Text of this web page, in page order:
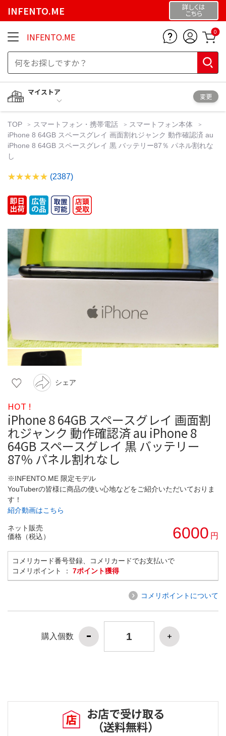
INFENTO.ME 詳しくは
こちら
INFENTO.ME 0
マイストア
変更
TOP スマートフォン・携帯電話
スマートフォン本体
iPhone 8 64GB スペースグレイ 画面割れジャンク 動作確認済 au
iPhone 8 64GB スペースグレイ 黒 バッテリー87％ パネル割れな
し
(2387)
シェア
HOT !
iPhone 8 64GB スペースグレイ 画面割
れジャンク 動作確認済 au iPhone 8
64GB スペースグレイ 黒 バッテリー
87％ パネル割れなし
※INFENTO.ME 限定モデル
YouTuberの皆様に商品の使い心地などをご紹介いただいておりま
す！
紹介動画はこちら
ネット販売
価格（税込）
6000 円
コメリカード番号登録、コメリカードでお支払いで
コメリポイント ： 7ポイント獲得
コメリポイントについて
購入個数
お店で受け取る
（送料無料）